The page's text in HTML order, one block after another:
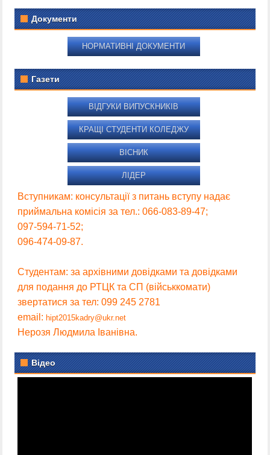
Документи
НОРМАТИВНІ ДОКУМЕНТИ
Газети
ВІДГУКИ ВИПУСКНИКІВ
КРАЩІ СТУДЕНТИ КОЛЕДЖУ
ВІСНИК
ЛІДЕР
Вступникам: консультації з питань вступу надає
приймальна комісія за тел.: 066-083-89-47;
097-594-71-52;
096-474-09-87.
Студентам: за архівними довідками та довідками
для подання до РТЦК та СП (військкомати)
звертатися за тел: 099 245 2781
email:hipt2015kadry@ukr.net
Нерозя Людмила Іванівна.
Відео